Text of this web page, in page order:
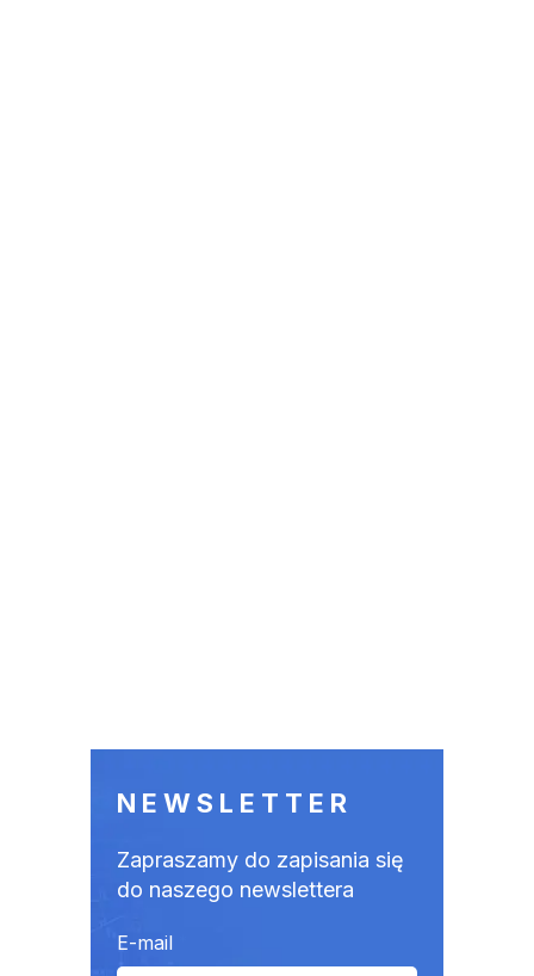
NEWSLETTER
Zapraszamy do zapisania się
do naszego newslettera
E-mail